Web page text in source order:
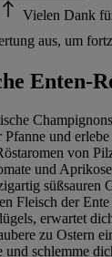
Vielen Dank
aus, um
Enten-
und
von
und
süßsauren
Fleisch der
erwartet
zu Ostern
und schlemme